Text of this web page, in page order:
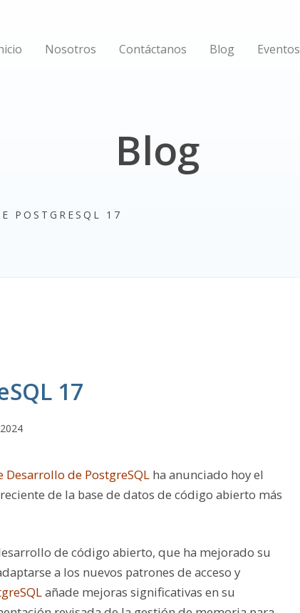
Nosotros Contáctanos Blog Eventos
Blog
POSTGRESQL 17
17
Desarrollo de PostgreSQL ha anunciado hoy el
de la base de datos de código abierto más
de código abierto, que ha mejorado su
a los nuevos patrones de acceso y
añade mejoras significativas en su